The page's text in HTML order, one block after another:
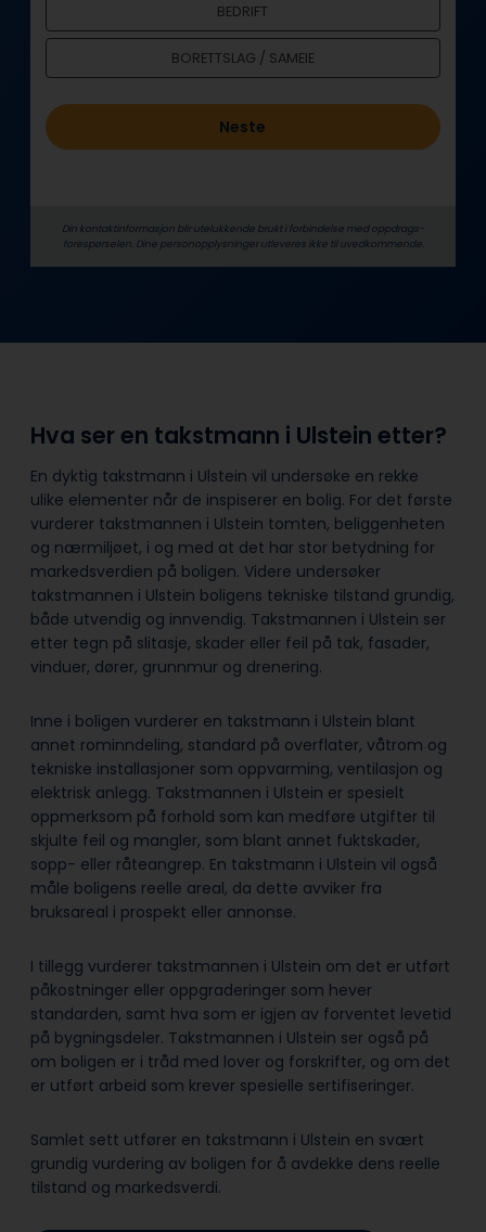
d
BEDRIFT
BORETTSLAG / SAMEIE
Neste
Din kontaktinformasjon blir utelukkende brukt i forbindelse med oppdrags­
forespørselen. Dine person­­opplysninger utleveres ikke til uvedkommende.
Hva ser en takstmann i Ulstein etter?
En dyktig takstmann i Ulstein vil undersøke en rekke
ulike elementer når de inspiserer en bolig. For det første
vurderer takstmannen i Ulstein tomten, beliggenheten
og nærmiljøet, i og med at det har stor betydning for
markedsverdien på boligen. Videre undersøker
takstmannen i Ulstein boligens tekniske tilstand grundig,
både utvendig og innvendig. Takstmannen i Ulstein ser
etter tegn på slitasje, skader eller feil på tak, fasader,
vinduer, dører, grunnmur og drenering.
Inne i boligen vurderer en takstmann i Ulstein blant
annet rominndeling, standard på overflater, våtrom og
tekniske installasjoner som oppvarming, ventilasjon og
elektrisk anlegg. Takstmannen i Ulstein er spesielt
oppmerksom på forhold som kan medføre utgifter til
skjulte feil og mangler, som blant annet fuktskader,
sopp- eller råteangrep. En takstmann i Ulstein vil også
måle boligens reelle areal, da dette avviker fra
bruksareal i prospekt eller annonse.
I tillegg vurderer takstmannen i Ulstein om det er utført
påkostninger eller oppgraderinger som hever
standarden, samt hva som er igjen av forventet levetid
på bygningsdeler. Takstmannen i Ulstein ser også på
om boligen er i tråd med lover og forskrifter, og om det
er utført arbeid som krever spesielle sertifiseringer.
Samlet sett utfører en takstmann i Ulstein en svært
grundig vurdering av boligen for å avdekke dens reelle
tilstand og markedsverdi.